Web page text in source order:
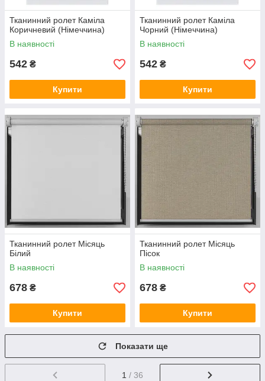
Тканинний ролет Каміла
Коричневий (Німеччина)
В наявності
542 ₴
Купити
Тканинний ролет Каміла
Чорний (Німеччина)
В наявності
542 ₴
Купити
Тканинний ролет Місяць
Білий
В наявності
678 ₴
Купити
Тканинний ролет Місяць
Пісок
В наявності
678 ₴
Купити
Показати ще
1 / 36